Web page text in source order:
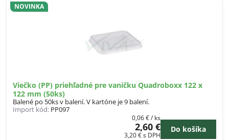
Viečko (PP) priehľadné pre vaničku Quadroboxx 122 x
122 mm (50ks)
NOVINKA
Balené po 50ks v balení. V kartóne je 9 balení.
Import kód: PP097
2,60 €
3,20 €s DPH
0,06 €/ ks
Do košíka